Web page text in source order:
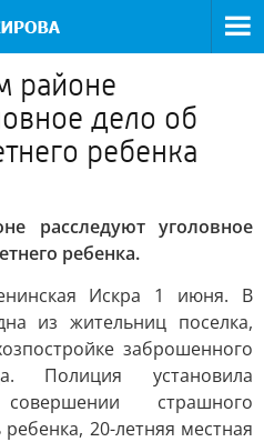
районе
дело об
ребенка
расследуют уголовное
ребенка.
Искра 1 июня. В
из жительниц поселка,
заброшенного
Полиция установила
страшного
20-летняя местная